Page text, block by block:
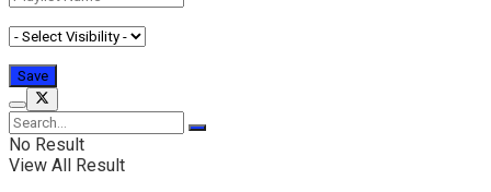
No Result
View All Result